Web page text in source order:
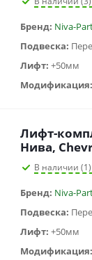
Бренд: Niva-
Подвеска:
Лифт: +50мм
Модификация:
Лифт-
Нива,
В наличии (1)
Бренд: Niva-
Подвеска:
Лифт: +50мм
Модификация: